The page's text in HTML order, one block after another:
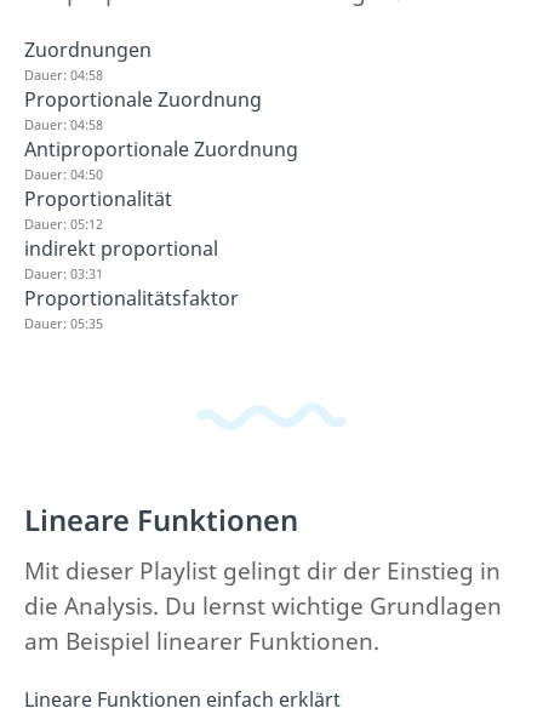
Zuordnungen
Dauer: 04:58
Proportionale Zuordnung
Dauer: 04:58
Antiproportionale Zuordnung
Dauer: 04:50
Proportionalität
Dauer: 05:12
indirekt proportional
Dauer: 03:31
Proportionalitätsfaktor
Dauer: 05:35
Lineare Funktionen
Mit dieser Playlist gelingt dir der Einstieg in
die Analysis. Du lernst wichtige Grundlagen
am Beispiel linearer Funktionen.
Lineare Funktionen einfach erklärt